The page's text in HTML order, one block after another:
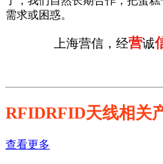
需求或困惑。
上海营信，经营诚
RFIDRFID天线相关
查看更多